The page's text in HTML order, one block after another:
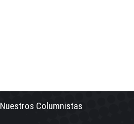
Nuestros Columnistas